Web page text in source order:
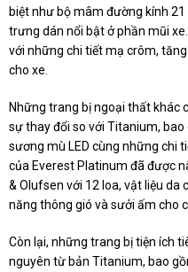
biệt như bộ mâm đường kính
trưng dán nổi bật ở phần mũi
với những chi tiết mạ crôm,
cho xe.
Những trang bị ngoại thất khác
sự thay đổi so với Titanium,
sương mù LED cùng những chi
của Everest Platinum đã được
& Olufsen với 12 loa, vật liệu da
năng thông gió và sưởi ấm cho
Còn lại, những trang bị tiện ích
nguyên từ bản Titanium, bao